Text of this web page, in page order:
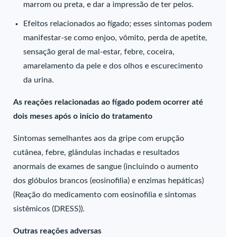
marrom ou preta, e dar a impressão de ter pelos.
Efeitos relacionados ao fígado; esses sintomas podem
manifestar-se como enjoo, vômito, perda de apetite,
sensação geral de mal-estar, febre, coceira,
amarelamento da pele e dos olhos e escurecimento
da urina.
As reações relacionadas ao fígado podem ocorrer até
dois meses após o início do tratamento
Sintomas semelhantes aos da gripe com erupção
cutânea, febre, glândulas inchadas e resultados
anormais de exames de sangue (incluindo o aumento
dos glóbulos brancos (eosinofilia) e enzimas hepáticas)
(Reação do medicamento com eosinofilia e sintomas
sistêmicos (DRESS)).
Outras reações adversas